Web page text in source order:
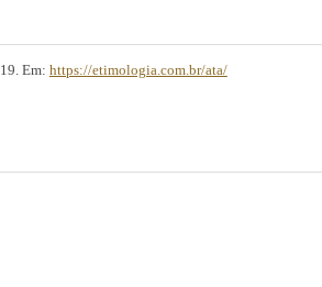
Em: https://etimologia.com.br/ata/